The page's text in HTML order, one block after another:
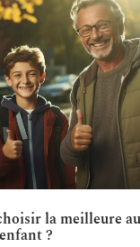
la meilleure
?